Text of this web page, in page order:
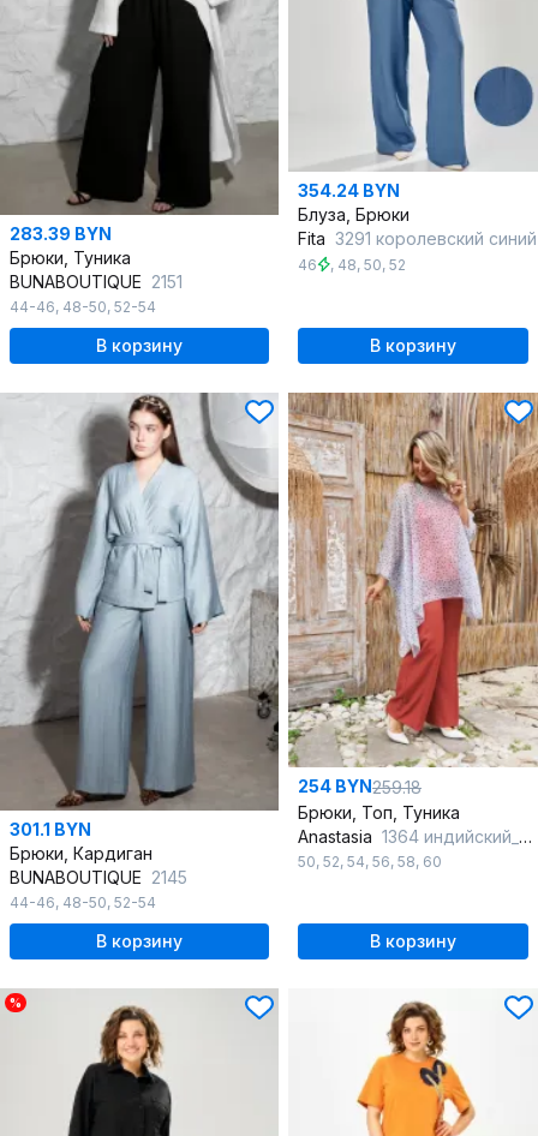
283.39 BYN
Брюки, Туника
BUNABOUTIQUE 2151
44-46, 48-50, 52-54
В корзину
354.24 BYN
Блуза, Брюки
Fita 3291 королевский синий
46 , 48, 50, 52
В корзину
301.1 BYN
Брюки, Кардиган
BUNABOUTIQUE 2145
44-46, 48-50, 52-54
В корзину
254 BYN259.18
Брюки, Топ, Туника
Anastasia 1364 индийский_красный
50, 52, 54, 56, 58, 60
В корзину
%